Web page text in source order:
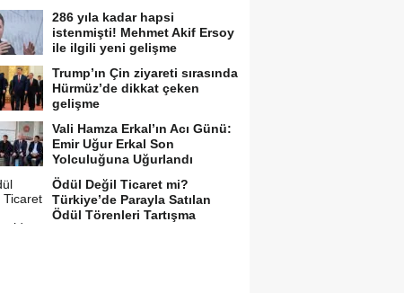
286 yıla kadar hapsi
istenmişti! Mehmet Akif Ersoy
ile ilgili yeni gelişme
Trump’ın Çin ziyareti sırasında
Hürmüz’de dikkat çeken
gelişme
Vali Hamza Erkal’ın Acı Günü:
Emir Uğur Erkal Son
Yolculuğuna Uğurlandı
Ödül Değil Ticaret mi?
Türkiye’de Parayla Satılan
Ödül Törenleri Tartışma